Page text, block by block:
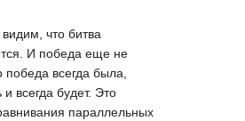
что битва
И победа еще не
всегда была,
и всегда будет. Это
параллельных